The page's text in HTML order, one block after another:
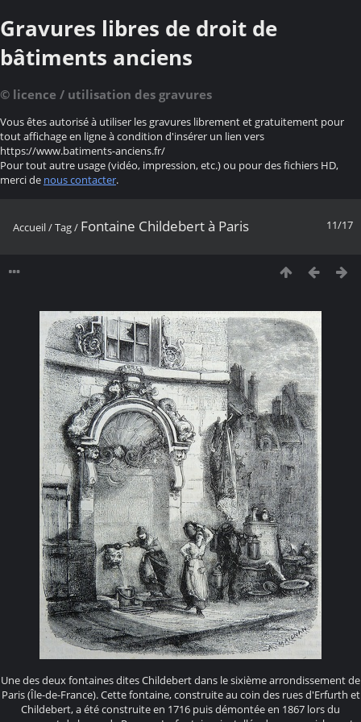
Gravures libres de droit de
bâtiments anciens
© licence / utilisation des gravures
Vous êtes autorisé à utiliser les gravures librement et gratuitement pour
tout affichage en ligne à condition d'insérer un lien vers
https://www.batiments-anciens.fr/
Pour tout autre usage (vidéo, impression, etc.) ou pour des fichiers HD,
merci de nous contacter.
11/17
Accueil/Tag/ Fontaine Childebert à Paris
Une des deux fontaines dites Childebert dans le sixième arrondissement de
Paris (Île-de-France). Cette fontaine, construite au coin des rues d'Erfurth et
Childebert, a été construite en 1716 puis démontée en 1867 lors du